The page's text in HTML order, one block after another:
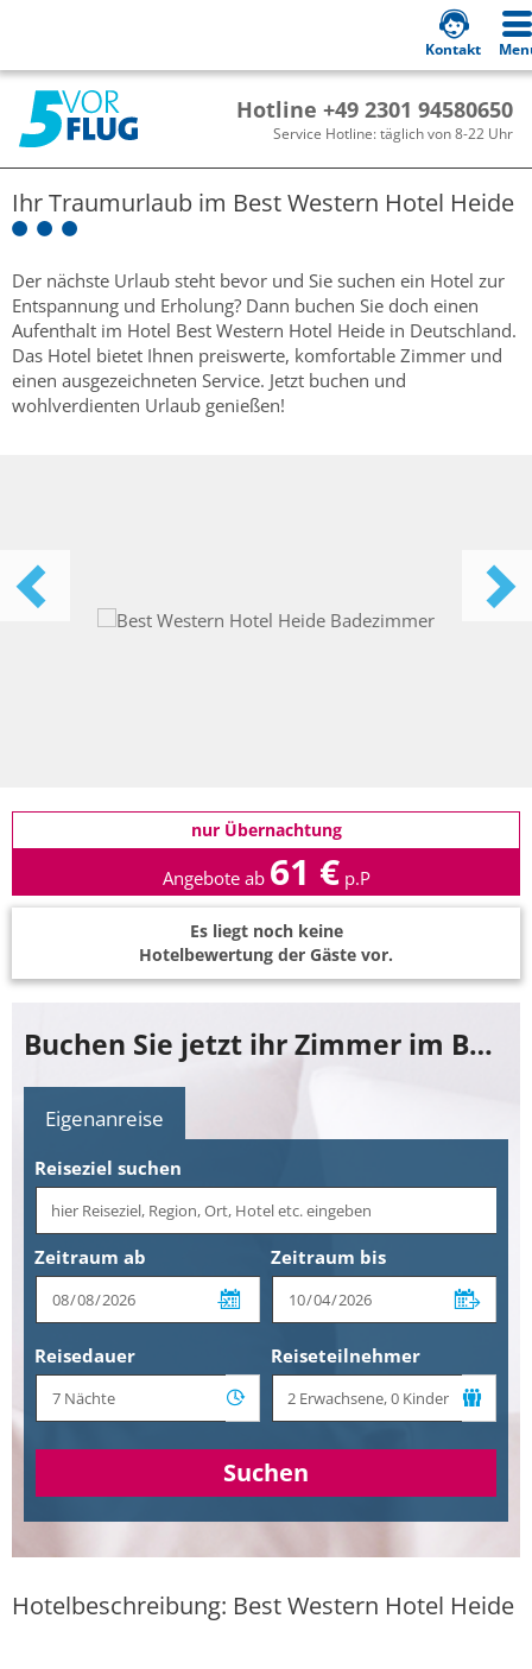
Hotline +49 2301 94580650
Service Hotline: täglich von 8-22 Uhr
Kontakt
Ihr Traumurlaub im Best Western Hotel Heide
Der nächste Urlaub steht bevor und Sie suchen ein Hotel zur
Entspannung und Erholung? Dann buchen Sie doch einen
Aufenthalt im Hotel Best Western Hotel Heide in Deutschland.
Das Hotel bietet Ihnen preiswerte, komfortable Zimmer und
einen ausgezeichneten Service. Jetzt buchen und
wohlverdienten Urlaub genießen!
nur Übernachtung
Angebote ab 61 € p.P
Es liegt noch keine
Hotelbewertung der Gäste vor.
Buchen Sie jetzt ihr Zimmer im Best Western Hotel Heide
Eigenanreise
Reiseziel suchen
Zeitraum ab Zeitraum bis
Reisedauer Reiseteilnehmer
Suchen
Hotelbeschreibung: Best Western Hotel Heide